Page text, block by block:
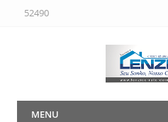
52490
MENU